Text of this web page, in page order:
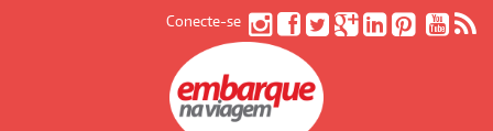
Conecte-se